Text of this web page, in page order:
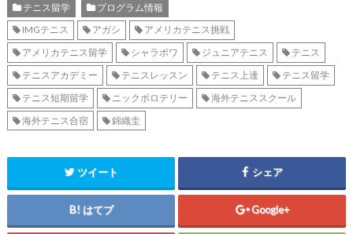
テニス留学
プログラム情報
IMGテニス
アガシ
アメリカテニス挑戦
アメリカテニス留学
シャラポワ ジュニアテニス
テニス
テニスアカデミー
テニスレッスン テニス上達
テニス留学
テニス短期留学
ニックボロテリー
海外テニススクール
海外テニス合宿
錦織圭
ツイート シェア
はてブ Google+